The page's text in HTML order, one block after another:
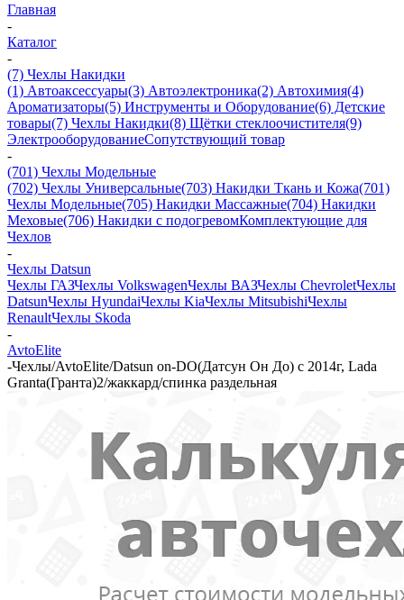
Главная
-
Каталог
-
(7) Чехлы Накидки
(1) Автоаксессуары(3) Автоэлектроника(2) Автохимия(4)
Ароматизаторы(5) Инструменты и Оборудование(6) Детские
товары(7) Чехлы Накидки(8) Щётки стеклоочистителя(9)
ЭлектрооборудованиеСопутствующий товар
-
(701) Чехлы Модельные
(702) Чехлы Универсальные(703) Накидки Ткань и Кожа(701)
Чехлы Модельные(705) Накидки Массажные(704) Накидки
Меховые(706) Накидки с подогревомКомплектующие для
Чехлов
-
Чехлы Datsun
Чехлы ГАЗЧехлы VolkswagenЧехлы ВАЗЧехлы ChevroletЧехлы
DatsunЧехлы HyundaiЧехлы KiaЧехлы MitsubishiЧехлы
RenaultЧехлы Skoda
-
AvtoElite
-Чехлы/AvtoElite/Datsun on-DO(Датсун Он До) с 2014г, Lada
Granta(Гранта)2/жаккард/спинка раздельная